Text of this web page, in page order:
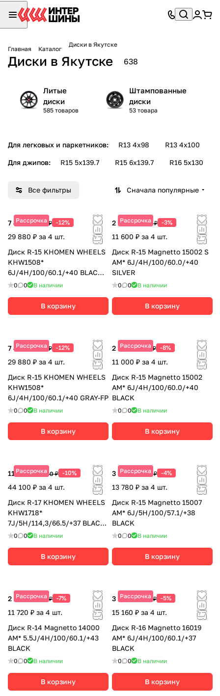
Главная Каталог
Диски в Якутске
Диски в Якутске 638
Литые
диски
585 товаров
Штампованные
диски
53 товара
Для легковых и паркетников: R13 4х98 R13 4х100
Для джипов: R15 5х139.7 R15 6х139.7 R16 5х130
Все фильтры Сначала популярные
Рассрочка
7 470 ₽8 490 ₽ -12%
29 880 ₽ за 4 шт.
Диск R-15 KHOMEN WHEELS
KHW1508*
6J/4H/100/60.1/+40 BLACK-
FP0 0 В наличии
В корзину
Рассрочка
2 900 ₽2 990 ₽ -3%
11 600 ₽ за 4 шт.
Диск R-15 Magnetto 15002 S
AM* 6J/4H/100/60.0/+40
SILVER
0 0 В наличии
В корзину
Рассрочка
7 470 ₽8 490 ₽ -12%
29 880 ₽ за 4 шт.
Диск R-15 KHOMEN WHEELS
KHW1508*
6J/4H/100/60.1/+40 GRAY-FP
0 0 В наличии
В корзину
Рассрочка
2 750 ₽2 990 ₽ -8%
11 000 ₽ за 4 шт.
Диск R-15 Magnetto 15002
AM* 6J/4H/100/60.0/+40
BLACK
0 0 В наличии
В корзину
Рассрочка
11 025 ₽12 250 ₽ -10%
44 100 ₽ за 4 шт.
Диск R-17 KHOMEN WHEELS
KHW1718*
7J/5H/114,3/66.5/+37 BLACK-
FP0 0 В наличии
В корзину
Рассрочка
3 445 ₽3 590 ₽ -4%
13 780 ₽ за 4 шт.
Диск R-15 Magnetto 15007
AM* 6J/5H/100/57.1/+38
BLACK
0 0 В наличии
В корзину
Рассрочка
2 930 ₽3 150 ₽ -7%
11 720 ₽ за 4 шт.
Диск R-14 Magnetto 14000
AM* 5.5J/4H/100/60.1/+43
BLACK
0 0 В наличии
В корзину
Рассрочка
3 790 ₽3 990 ₽ -5%
15 160 ₽ за 4 шт.
Диск R-16 Magnetto 16019
AM* 6J/4H/100/60.1/+37
BLACK
0 0 В наличии
В корзину